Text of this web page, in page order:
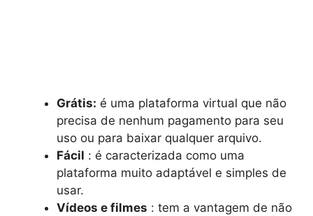
Grátis: é uma plataforma virtual que não
precisa de nenhum pagamento para seu
uso ou para baixar qualquer arquivo.
Fácil : é caracterizada como uma
plataforma muito adaptável e simples de
usar.
Vídeos e filmes : tem a vantagem de não